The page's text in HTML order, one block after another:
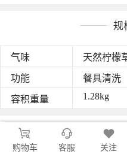
规
气味 天然柠檬
功能 餐具清洗
容积重量 1.28kg
图
绿劲妈妈壹选新一代餐具净洗
购物车 客服 关注